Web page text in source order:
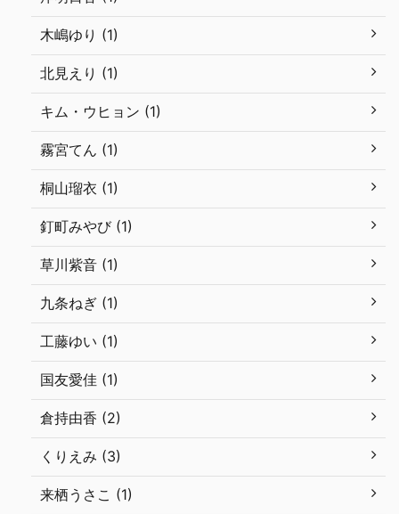
木嶋ゆり (1)
北見えり (1)
キム・ウヒョン (1)
霧宮てん (1)
桐山瑠衣 (1)
釘町みやび (1)
草川紫音 (1)
九条ねぎ (1)
工藤ゆい (1)
国友愛佳 (1)
倉持由香 (2)
くりえみ (3)
来栖うさこ (1)